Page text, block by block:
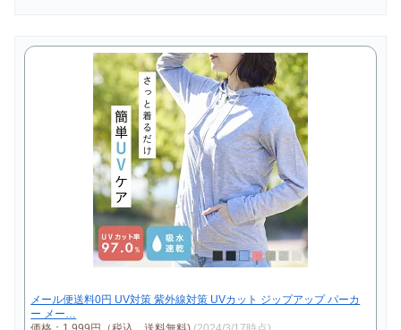
メール便送料0円 UV対策 紫外線対策 UVカット ジップアップ パーカ
ー メー…